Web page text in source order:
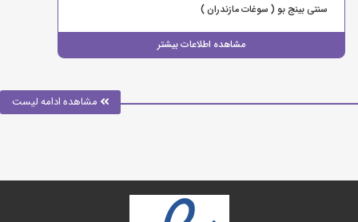
سنتی بینج بو ( سوغات مازندران )
مشاهده اطلاعات بیشتر
مشاهده ادامه لیست